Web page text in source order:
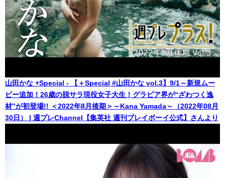
山田かな +Special - 【＋Special #山田かな vol.3】9/1～新規ムー
ビー追加！26歳の脱サラ現役女子大生！グラビア界が“ざわつく逸
材”が初登場!! ＜2022年8月後期＞～Kana Yamada～（2022年08月
30日） | 週プレChannel【集英社 週刊プレイボーイ公式】さんより